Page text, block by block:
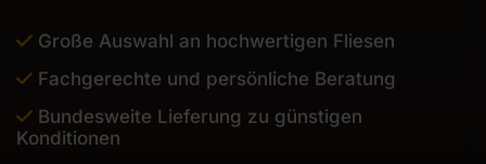
Große Auswahl an hochwertigen Fliesen
Fachgerechte und persönliche Beratung
Bundesweite Lieferung zu günstigen
Konditionen